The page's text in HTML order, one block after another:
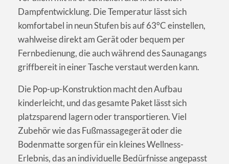
Dampfentwicklung. Die Temperatur lässt sich
komfortabel in neun Stufen bis auf 63°C einstellen,
wahlweise direkt am Gerät oder bequem per
Fernbedienung, die auch während des Saunagangs
griffbereit in einer Tasche verstaut werden kann.
Die Pop-up-Konstruktion macht den Aufbau
kinderleicht, und das gesamte Paket lässt sich
platzsparend lagern oder transportieren. Viel
Zubehör wie das Fußmassagegerät oder die
Bodenmatte sorgen für ein kleines Wellness-
Erlebnis, das an individuelle Bedürfnisse angepasst